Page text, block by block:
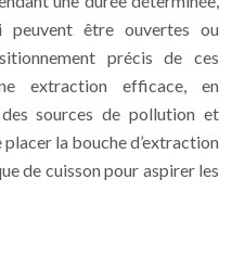
peuvent être ouvertes ou
précis de ces
extraction efficace, en
sources de pollution et
la bouche d’extraction
de cuisson pour aspirer les